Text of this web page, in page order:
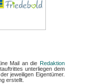
Mail an die Redaktion
unterliegen dem
jeweiligen Eigentümer.
erstellt.